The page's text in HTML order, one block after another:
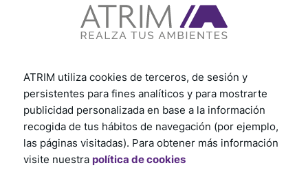
comportamiento del espacio frente al uso
intensivo y la humedad
ATRIM utiliza cookies de terceros, de sesión y
persistentes para fines analíticos y para mostrarte
publicidad personalizada en base a la información
recogida de tus hábitos de navegación (por ejemplo,
las páginas visitadas). Para obtener más información
visite nuestra política de cookies